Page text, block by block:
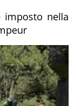
imposto nella